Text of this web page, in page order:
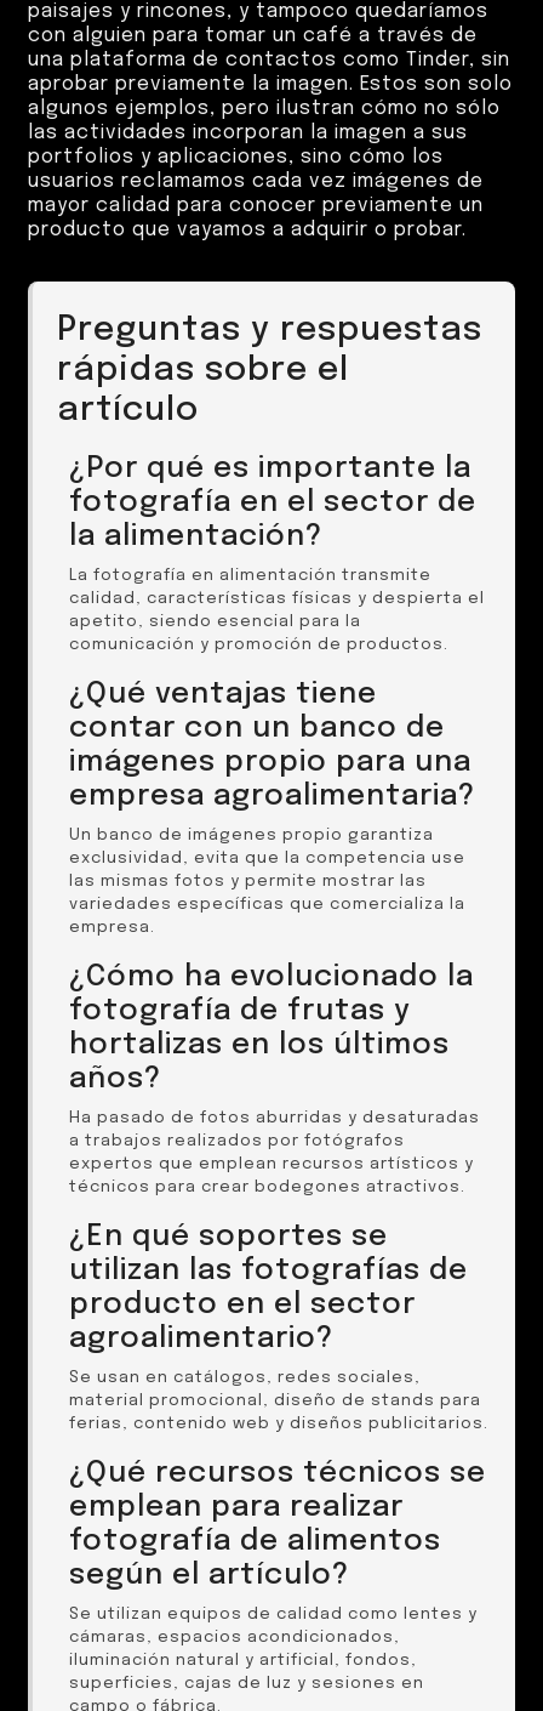
paisajes y rincones, y tampoco quedaríamos
con alguien para tomar un café a través de
una plataforma de contactos como Tinder, sin
aprobar previamente la imagen. Estos son solo
algunos ejemplos, pero ilustran cómo no sólo
las actividades incorporan la imagen a sus
portfolios y aplicaciones, sino cómo los
usuarios reclamamos cada vez imágenes de
mayor calidad para conocer previamente un
producto que vayamos a adquirir o probar.
Preguntas y respuestas
rápidas sobre el
artículo
¿Por qué es importante la
fotografía en el sector de
la alimentación?
La fotografía en alimentación transmite
calidad, características físicas y despierta el
apetito, siendo esencial para la
comunicación y promoción de productos.
¿Qué ventajas tiene
contar con un banco de
imágenes propio para una
empresa agroalimentaria?
Un banco de imágenes propio garantiza
exclusividad, evita que la competencia use
las mismas fotos y permite mostrar las
variedades específicas que comercializa la
empresa.
¿Cómo ha evolucionado la
fotografía de frutas y
hortalizas en los últimos
años?
Ha pasado de fotos aburridas y desaturadas
a trabajos realizados por fotógrafos
expertos que emplean recursos artísticos y
técnicos para crear bodegones atractivos.
¿En qué soportes se
utilizan las fotografías de
producto en el sector
agroalimentario?
Se usan en catálogos, redes sociales,
material promocional, diseño de stands para
ferias, contenido web y diseños publicitarios.
¿Qué recursos técnicos se
emplean para realizar
fotografía de alimentos
según el artículo?
Se utilizan equipos de calidad como lentes y
cámaras, espacios acondicionados,
iluminación natural y artificial, fondos,
superficies, cajas de luz y sesiones en
campo o fábrica.